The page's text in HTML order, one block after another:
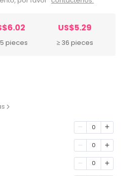
pieces
US$5.29
≥ 36 pieces
0
0
0